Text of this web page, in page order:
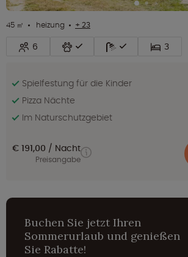
45 ㎡ heizung + 23
6 3
Spielfestung für die Kinder
Pizza Nächte
Im Naturschutzgebiet
€ 191,00 Nacht
Preisangabe
Buchen Sie jetzt Ihren
Sommerurlaub und genießen
Sie Rabatte!